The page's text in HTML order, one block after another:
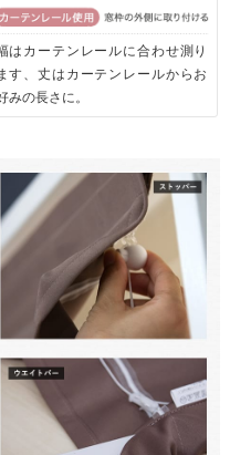
はカーテンレールに合わせ測り
す、丈はカーテンレールからお
みの長さに。